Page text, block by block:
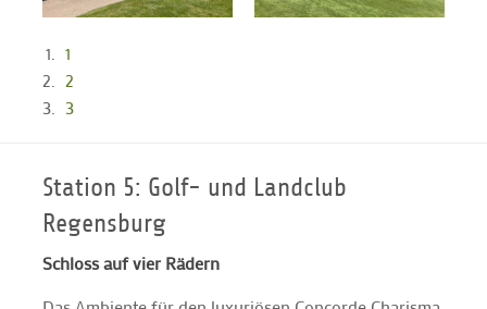
1
2
3
Station 5: Golf- und Landclub
Regensburg
Schloss auf vier Rädern